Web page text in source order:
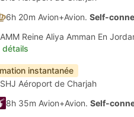
6h 20m Avion+Avion. Self-
AMM Reine Aliya Amman En
détails
instantanée
SHJ Aéroport de Charjah
8h 35m Avion+Avion. Self-